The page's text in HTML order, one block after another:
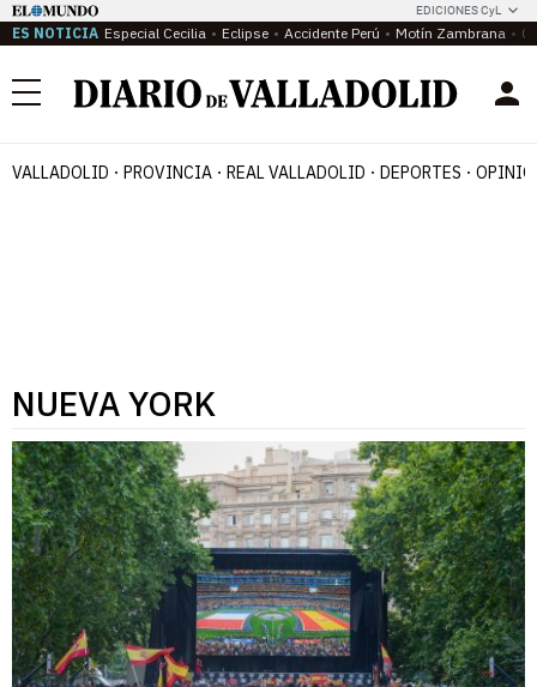
EDICIONES CyL
ES NOTICIA Especial Cecilia Eclipse Accidente Perú Motín Zambrana
Menú
VALLADOLID PROVINCIA REAL VALLADOLID DEPORTES
NUEVA YORK